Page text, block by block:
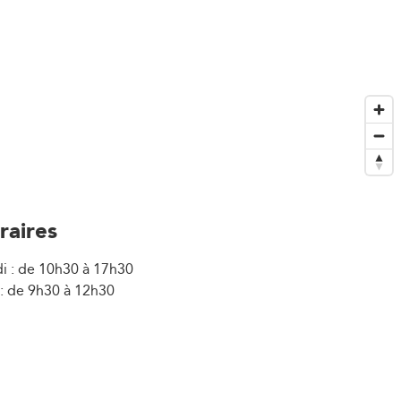
: de 10h30 à 17h30
de 9h30 à 12h30